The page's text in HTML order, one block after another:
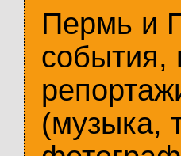
Пермь и
события,
(музыка,